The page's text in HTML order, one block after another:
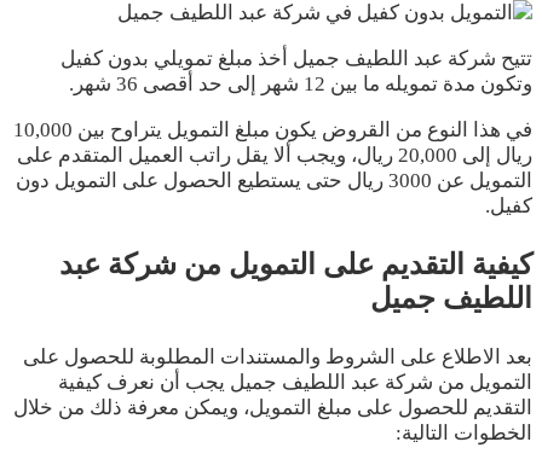
تتيح شركة عبد اللطيف جميل أخذ مبلغ تمويلي بدون كفيل
وتكون مدة تمويله ما بين 12 شهر إلى حد أقصى 36 شهر.
في هذا النوع من القروض يكون مبلغ التمويل يتراوح بين 10,000
ريال إلى 20,000 ريال، ويجب ألا يقل راتب العميل المتقدم على
التمويل عن 3000 ريال حتى يستطيع الحصول على التمويل دون
كفيل.
كيفية التقديم على التمويل من شركة عبد
اللطيف جميل
بعد الاطلاع على الشروط والمستندات المطلوبة للحصول على
التمويل من شركة عبد اللطيف جميل يجب أن نعرف كيفية
التقديم للحصول على مبلغ التمويل، ويمكن معرفة ذلك من خلال
الخطوات التالية: